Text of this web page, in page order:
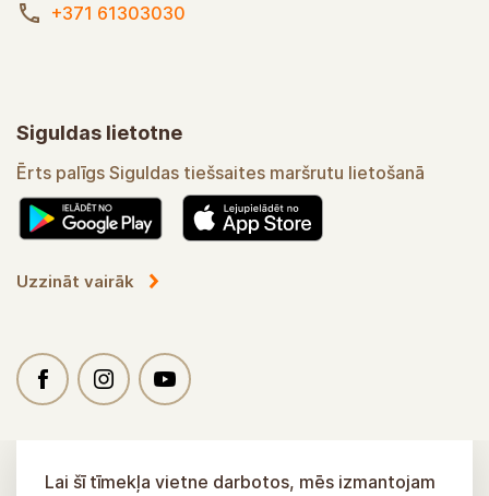
+371 61303030
Siguldas lietotne
Ērts palīgs Siguldas tiešsaites maršrutu lietošanā
Uzzināt vairāk
Lai šī tīmekļa vietne darbotos, mēs izmantojam